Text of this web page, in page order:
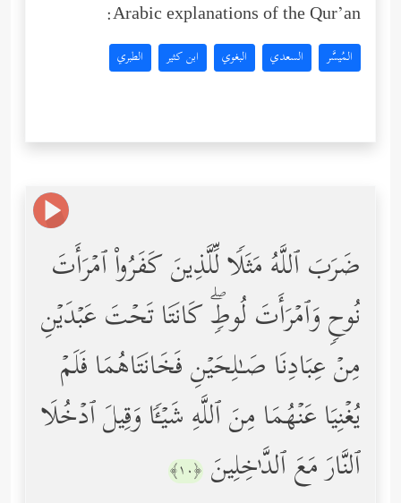
Arabic explanations of the Qur’an:
المُيسَّر السعدي البغوي ابن كثير الطبري
ضَرَبَ ٱللَّهُ مَثَلࣰا لِّلَّذِینَ كَفَرُواْ ٱمۡرَأَتَ
نُوحࣲ وَٱمۡرَأَتَ لُوطࣲۖ كَانَتَا تَحۡتَ عَبۡدَیۡنِ
مِنۡ عِبَادِنَا صَـٰلِحَیۡنِ فَخَانَتَاهُمَا فَلَمۡ
یُغۡنِیَا عَنۡهُمَا مِنَ ٱللَّهِ شَیۡـࣰٔا وَقِیلَ ٱدۡخُلَا
ٱلنَّارَ مَعَ ٱلدَّ ٰ⁠خِلِینَ ﴿١٠﴾